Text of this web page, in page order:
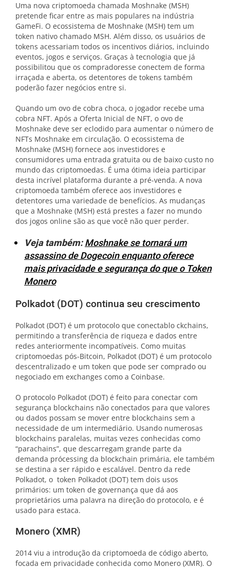
Uma nova criptomoeda chamada Moshnake (MSH)
pretende ficar entre as mais populares na indústria
GameFi. O ecossistema de Moshnake (MSH) tem um
token nativo chamado MSH. Além disso, os usuários de
tokens acessariam todos os incentivos diários, incluindo
eventos, jogos e serviços. Graças à tecnologia que já
possibilitou que os compradoresse conectem de forma
irraçada e aberta, os detentores de tokens também
poderão fazer negócios entre si.
Quando um ovo de cobra choca, o jogador recebe uma
cobra NFT. Após a Oferta Inicial de NFT, o ovo de
Moshnake deve ser eclodido para aumentar o número de
NFTs Moshnake em circulação. O ecossistema de
Moshnake (MSH) fornece aos investidores e
consumidores uma entrada gratuita ou de baixo custo no
mundo das criptomoedas. É uma ótima ideia participar
desta incrível plataforma durante a pré-venda. A nova
criptomoeda também oferece aos investidores e
detentores uma variedade de benefícios. As mudanças
que a Moshnake (MSH) está prestes a fazer no mundo
dos jogos online são as que você não quer perder.
Veja também:Moshnake se tornará um
assassino de Dogecoin enquanto oferece
mais privacidade e segurança do que o Token
Monero
Polkadot (DOT) continua seu crescimento
Polkadot (DOT) é um protocolo que conectablo ckchains,
permitindo a transferência de riqueza e dados entre
redes anteriormente incompatíveis. Como muitas
criptomoedas pós-Bitcoin, Polkadot (DOT) é um protocolo
descentralizado e um token que pode ser comprado ou
negociado em exchanges como a Coinbase.
O protocolo Polkadot (DOT) é feito para conectar com
segurança blockchains não conectados para que valores
ou dados possam se mover entre blockchains sem a
necessidade de um intermediário. Usando numerosas
blockchains paralelas, muitas vezes conhecidas como
“parachains”, que descarregam grande parte da
demanda prócessing da blockchain primária, ele também
se destina a ser rápido e escalável. Dentro da rede
Polkadot, o token Polkadot (DOT) tem dois usos
primários: um token de governança que dá aos
proprietários uma palavra na direção do protocolo, e é
usado para estaca.
Monero (XMR)
2014 viu a introdução da criptomoeda de código aberto,
focada em privacidade conhecida como Monero (XMR). O